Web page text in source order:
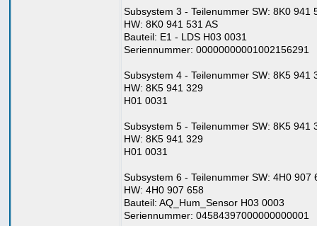
Subsystem 3 - Teilenummer SW: 8K0 941
HW: 8K0 941 531 AS
Bauteil: E1 - LDS H03 0031
Seriennummer: 00000000001002156291
Subsystem 4 - Teilenummer SW: 8K5 941
HW: 8K5 941 329
H01 0031
Subsystem 5 - Teilenummer SW: 8K5 941
HW: 8K5 941 329
H01 0031
Subsystem 6 - Teilenummer SW: 4H0 907
HW: 4H0 907 658
Bauteil: AQ_Hum_Sensor H03 0003
Seriennummer: 04584397000000000001